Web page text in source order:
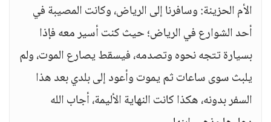
الأم الحزينة: وسافرنا إلى الرياض، وكانت المصيبة في
أحد الشوارع في الرياض؛ حيث كنت أسير معه فإذا
بسيارة تتجه نحوه وتصدمه، فيسقط يصارع الموت، ولم
يلبث سوى ساعات ثم يموت وأعود إلى بلدي بعد هذا
السفر بدونه، هكذا كانت النهاية الأليمة، أجاب الله